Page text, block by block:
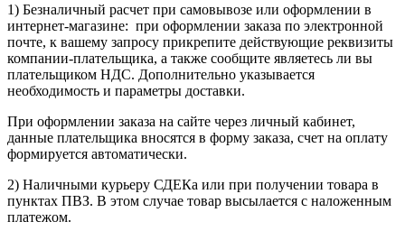
1) Безналичный расчет при самовывозе или оформлении в
интернет-магазине: при оформлении заказа по электронной
почте, к вашему запросу прикрепите действующие реквизиты
компании-плательщика, а также сообщите являетесь ли вы
плательщиком НДС. Дополнительно указывается
необходимость и параметры доставки.
При оформлении заказа на сайте через личный кабинет,
данные плательщика вносятся в форму заказа, счет на оплату
формируется автоматически.
2) Наличными курьеру СДЕКа или при получении товара в
пунктах ПВЗ. В этом случае товар высылается с наложенным
платежом.